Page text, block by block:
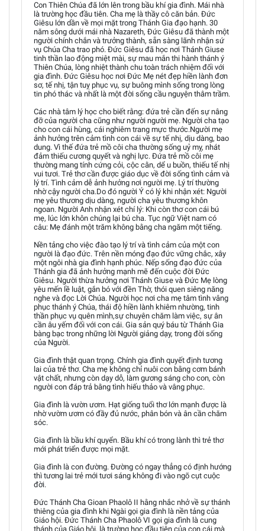
Con Thiên Chúa đã lớn lên trong bầu khí gia đình. Mái nhà
là trường học đầu tiên. Cha mẹ là thầy cô căn bản. Đức
Giêsu lớn dần về mọi mặt trong Thánh Gia đạo hạnh. 30
năm sông dưới mái nhà Nazareth, Đức Giêsu đã thành một
người chính chắn và trưởng thành, sẵn sàng lãnh nhận sứ
vụ Chúa Cha trao phó. Đức Giêsu đã học nơi Thánh Giuse
tinh thần lao động miệt mài, sự mau mắn thi hành thánh ý
Thiên Chúa, lòng nhiệt thành chu toàn trách nhiệm đối với
gia đình. Đức Giêsu học nơi Đức Mẹ nét đẹp hiền lành đơn
sơ, tế nhị, tận tuỵ phục vụ, sự buông mình sống trong lòng
tin phó thác và nhất là một đời sống cầu nguyện thâm trầm.
Các nhà tâm lý học cho biết rằng: đứa trẻ cần đến sự nâng
đỡ của người cha cũng như người người mẹ. Người cha tạo
cho con cái hùng, cái nghiêm trang mực thước.Người mẹ
ảnh hưởng trên cảm tình con cái về sự tế nhị, dịu dàng, bao
dung. Vì thế đứa trẻ mồ côi cha thường sống uỷ mỵ, nhát
đảm thiếu cương quyết và nghị lực. Đứa trẻ mồ côi mẹ
thường mang tính cứng cỏi, cộc cằn, dể u buồn, thiếu tế nhị
vui tươi. Trẻ thơ cần được giáo dục về đời sống tình cảm và
lý trí. Tình cảm dễ ảnh hưởng nơi người mẹ. Lý trí thường
nhờ cậy người cha.Do đó người Ý có lý khi nhận xét: Người
mẹ yêu thương dịu dàng, người cha yêu thương khôn
ngoan. Người Anh nhận xét chí lý: Khi còn thơ con cái bú
mẹ, lúc lớn khôn chúng lại bú cha. Tục ngữ Việt nam có
câu: Mẹ đánh một trăm không bằng cha ngăm một tiếng.
Nền tảng cho việc đào tạo lý trí và tình cảm của một con
người là đạo đức. Trên nền móng đạo đức vững chắc, xây
một ngôi nhà gia đình hạnh phúc. Nếp sống đạo đức của
Thánh gia đã ảnh hưởng mạnh mẽ đến cuộc đời Đức
Giêsu. Người thừa hưởng nơi Thánh Giuse và Đức Mẹ lòng
yêu mến lề luật, gắn bó với đền Thờ, thói quen siêng năng
nghe và đọc Lời Chúa. Người học nơi cha mẹ tâm tình vâng
phục thánh ý Chúa, thái độ hiền lành khiêm nhường, tinh
thần phục vụ quên mình,sự chuyên chăm làm việc, sự ân
cần âu yếm đối với con cái. Gia sản quý báu từ Thánh Gia
bàng bạc trong những lời Người giảng dạy, trong đời sống
của Người.
Gia đình thật quan trọng. Chính gia đình quyết định tương
lai của trẻ thơ. Cha mẹ không chỉ nuôi con bằng cơm bánh
vật chất, nhưng còn dạy dỗ, làm gương sáng cho con, còn
người con đáp trả bằng tình hiếu thảo và vâng phục.
Gia đình là vườn ươm. Hạt giống tuổi thơ lớn mạnh được là
nhờ vườm ươm có đầy đủ nước, phân bón và ân cần chăm
sóc.
Gia đình là bầu khí quyển. Bầu khí có trong lành thì trẻ thơ
mới phát triển được mọi mặt.
Gia đình là con đường. Đường có ngay thẳng có định hướng
thì tương lai trẻ mới tươi sáng không đi vào ngõ cụt cuộc
đời.
Đức Thánh Cha Gioan Phaolô II hằng nhắc nhở về sự thánh
thiêng của gia đình khi Ngài gọi gia đình là nền tảng của
Giáo hội. Đức Thánh Cha Phaolô VI gọi gia đình là cung
thánh của Giáo hội, là trường học đầu tiên của con cái mà